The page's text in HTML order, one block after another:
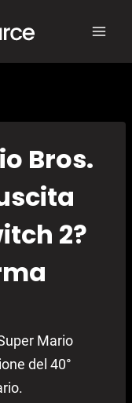
Bros.
2?
Mario
del 40°